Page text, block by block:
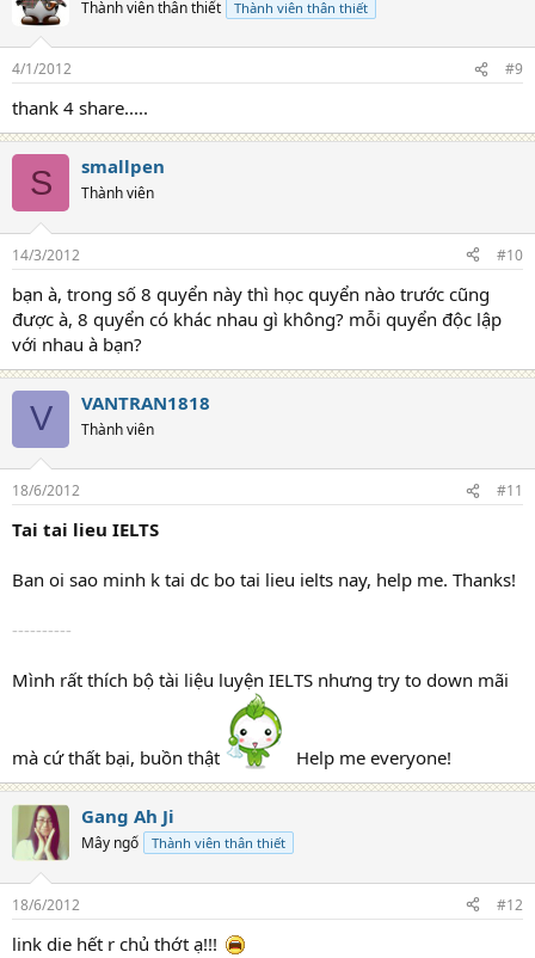
Thành viên thân thiết Thành viên thân thiết
4/1/2012 #9
thank 4 share.....
S smallpen
Thành viên
14/3/2012 #10
bạn à, trong số 8 quyển này thì học quyển nào trước cũng
được à, 8 quyển có khác nhau gì không? mỗi quyển độc lập
với nhau à bạn?
V VANTRAN1818
Thành viên
18/6/2012 #11
Tai tai lieu IELTS
Ban oi sao minh k tai dc bo tai lieu ielts nay, help me. Thanks!
----------
Mình rất thích bộ tài liệu luyện IELTS nhưng try to down mãi
mà cứ thất bại, buồn thật Help me everyone!
Gang Ah Ji
Mây ngố Thành viên thân thiết
18/6/2012 #12
link die hết r chủ thớt ạ!!!